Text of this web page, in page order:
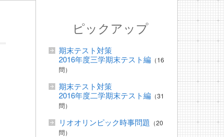
ピックアップ
期末テスト対策
2016年度三学期末テスト編 （16
問）
期末テスト対策
2016年度二学期末テスト編 （31
問）
リオオリンピック時事問題 （20
問）